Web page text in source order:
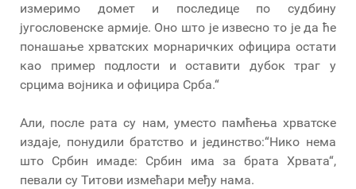
измеримо домет и последице по судбину
југословенске армије. Оно што је извесно то је да ће
понашање хрватских морнаричких официра остати
као пример подлости и оставити дубок траг у
срцима војника и официра Срба.“
Али, после рата су нам, уместо памћења хрватске
издаје, понудили братство и јединство:“Нико нема
што Србин имаде: Србин има за брата Хрвата“,
певали су Титови измећари међу нама.